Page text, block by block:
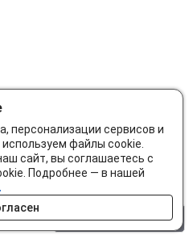
персонализации сервисов и
файлы cookie.
сайт, вы соглашаетесь с
Подробнее — в нашей